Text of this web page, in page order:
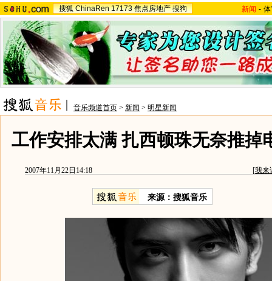
搜狐 ChinaRen 17173 焦点房地产 搜狗 新闻 -
音乐频道首页 > 新闻 > 明星新闻
工作安排太满 扎西顿珠无奈推掉
2007年11月22日14:18 [我来
来源：搜狐音乐